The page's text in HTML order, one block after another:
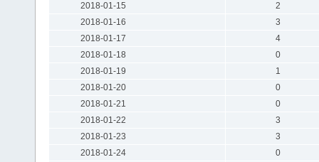
2018-01-15
2
2018-01-16
3
2018-01-17
4
2018-01-18
0
2018-01-19
1
2018-01-20
0
2018-01-21
0
2018-01-22
3
2018-01-23
3
2018-01-24
0